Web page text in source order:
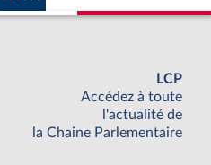
LCP
Accédez à toute
l'actualité de
la Chaine Parlementaire